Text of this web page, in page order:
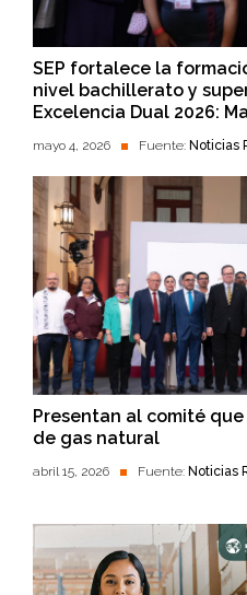
SEP fortalece la
nivel bachillerato y
Excelencia Dual 2026:
mayo 4, 2026 Fuente: Noticias
Presentan al comité
de gas natural
abril 15, 2026 Fuente: Noticias